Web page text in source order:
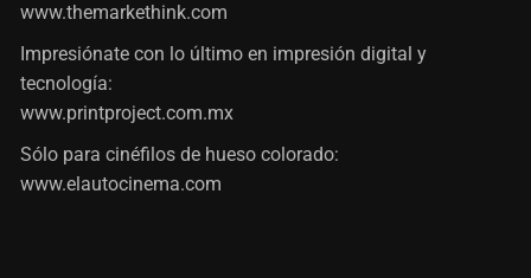
www.themarkethink.com
Impresiónate con lo último en impresión digital y
tecnología:
www.printproject.com.mx
Sólo para cinéfilos de hueso colorado:
www.elautocinema.com